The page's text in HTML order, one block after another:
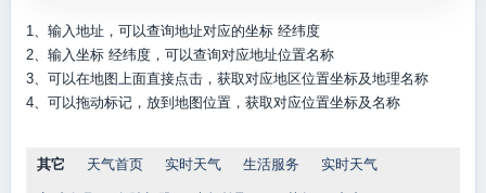
1、输入地址，可以查询地址对应的坐标 经纬度
2、输入坐标 经纬度，可以查询对应地址位置名称
3、可以在地图上面直接点击，获取对应地区位置坐标及地理名称
4、可以拖动标记，放到地图位置，获取对应位置坐标及名称
其它 天气首页 实时天气 生活服务 实时天气